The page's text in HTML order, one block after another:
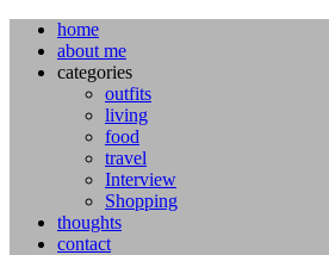
home
about me
categories
outfits
living
food
travel
Interview
Shopping
thoughts
contact